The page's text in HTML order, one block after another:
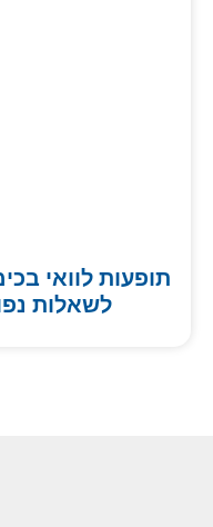
תופעות לוואי
לשאלות